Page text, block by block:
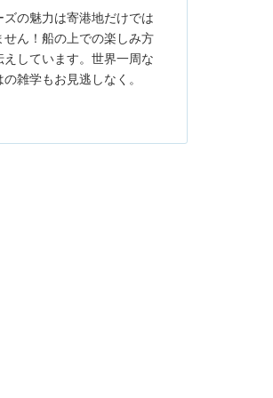
ズの魅力は寄港地だけでは
せん！船の上での楽しみ方
えしています。世界一周な
の雑学もお見逃しなく。